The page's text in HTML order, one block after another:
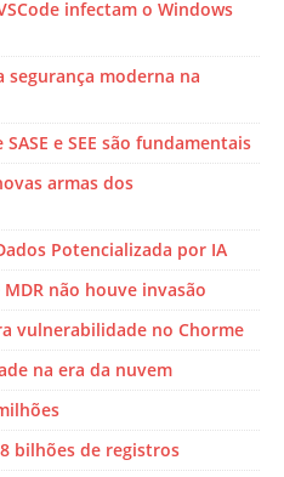
infectam o Windows
segurança moderna na
e SEE são fundamentais
armas dos
Potencializada por IA
MDR não houve invasão
vulnerabilidade no Chorme
na era da nuvem
bilhões de registros